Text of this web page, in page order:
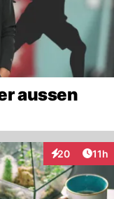
aussen
20
Interaktionen
11h